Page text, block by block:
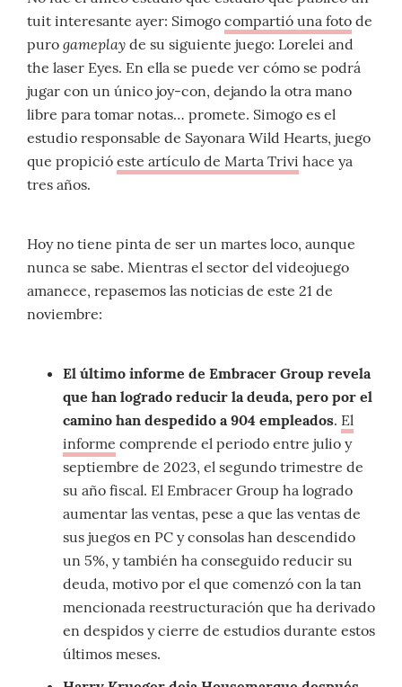
tuit interesante ayer: Simogo compartió una foto de
puro gameplay de su siguiente juego: Lorelei and
the laser Eyes. En ella se puede ver cómo se podrá
jugar con un único joy-con, dejando la otra mano
libre para tomar notas… promete. Simogo es el
estudio responsable de Sayonara Wild Hearts, juego
que propició este artículo de Marta Trivi hace ya
tres años.
Hoy no tiene pinta de ser un martes loco, aunque
nunca se sabe. Mientras el sector del videojuego
amanece, repasemos las noticias de este 21 de
noviembre:
El último informe de Embracer Group revela
que han logrado reducir la deuda, pero por el
camino han despedido a 904 empleados. El
informe comprende el periodo entre julio y
septiembre de 2023, el segundo trimestre de
su año fiscal. El Embracer Group ha logrado
aumentar las ventas, pese a que las ventas de
sus juegos en PC y consolas han descendido
un 5%, y también ha conseguido reducir su
deuda, motivo por el que comenzó con la tan
mencionada reestructuración que ha derivado
en despidos y cierre de estudios durante estos
últimos meses.